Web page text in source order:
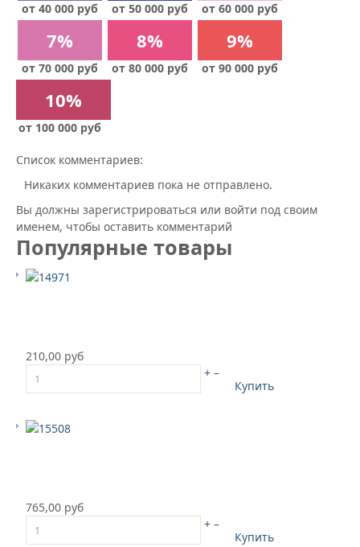
от 40 000 руб от 50 000 руб от 60 000 руб
7%
от 70 000 руб
8%
от 80 000 руб
9%
от 90 000 руб
10%
от 100 000 руб
Список комментариев:
Никаких комментариев пока не отправлено.
Вы должны зарегистрироваться или войти под своим
именем, чтобы оставить комментарий
Популярные товары
210,00 руб
+ –
Купить
765,00 руб
+ –
Купить